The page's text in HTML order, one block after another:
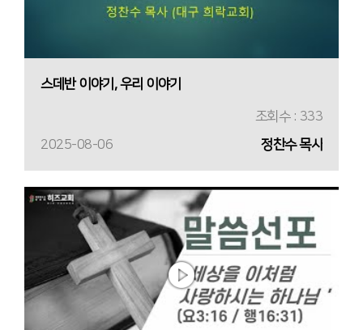
스데반 이야기, 우리 이야기
조회수 : 333
2025-08-06
정찬수 목사